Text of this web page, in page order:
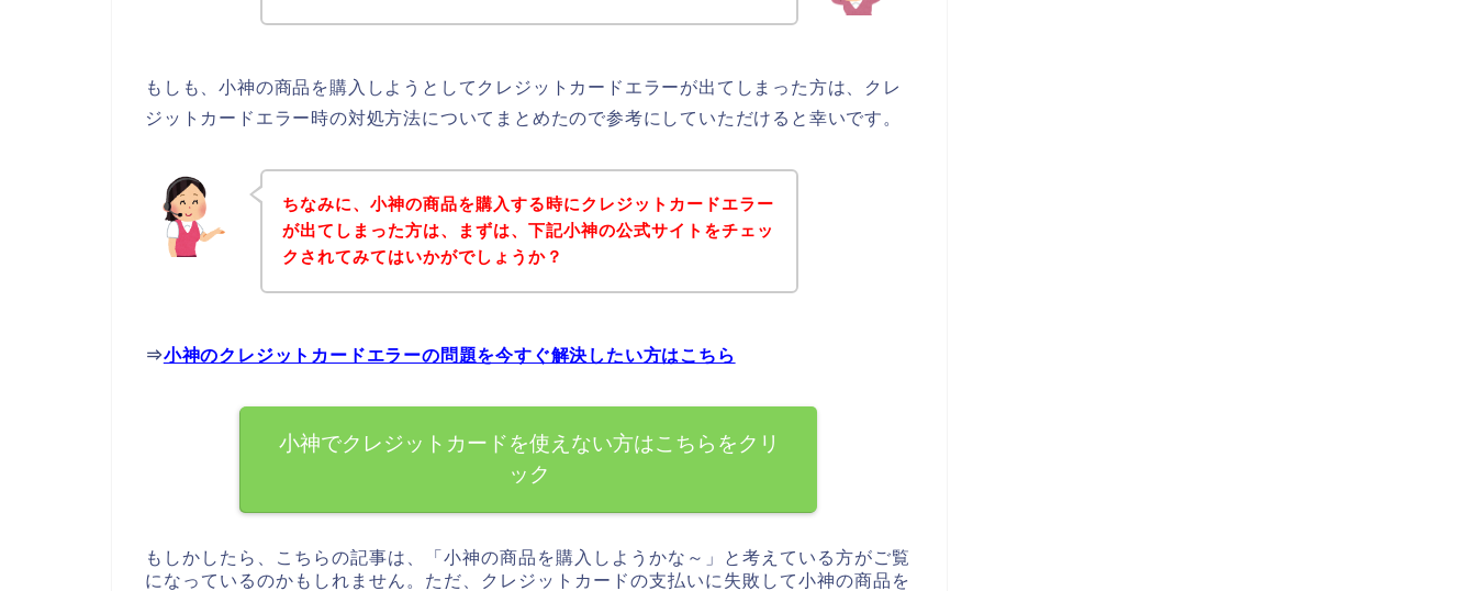
もしも、小神の商品を購入しようとしてクレジットカードエラーが出てしまった方は、クレ
ジットカードエラー時の対処方法についてまとめたので参考にしていただけると幸いです。
ちなみに、小神の商品を購入する時にクレジットカードエラー
が出てしまった方は、まずは、下記小神の公式サイトをチェッ
クされてみてはいかがでしょうか？
⇒小神のクレジットカードエラーの問題を今すぐ解決したい方はこちら
小神でクレジットカードを使えない方はこちらをクリ
ック
もしかしたら、こちらの記事は、「小神の商品を購入しようかな～」と考えている方がご覧
になっているのかもしれません。ただ、クレジットカードの支払いに失敗して小神の商品を